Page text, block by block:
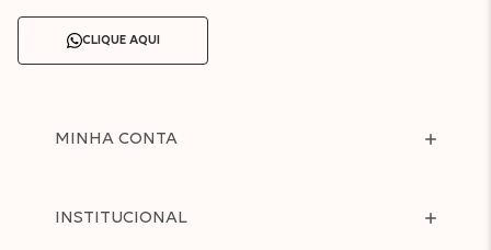
CLIQUE AQUI
MINHA CONTA
INSTITUCIONAL